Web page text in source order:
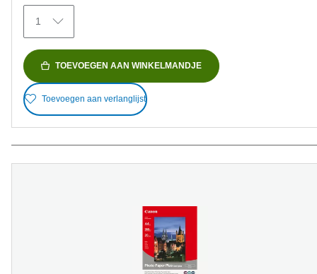
152
beoordelingen
1
TOEVOEGEN AAN WINKELMANDJE
Toevoegen aan verlanglijst